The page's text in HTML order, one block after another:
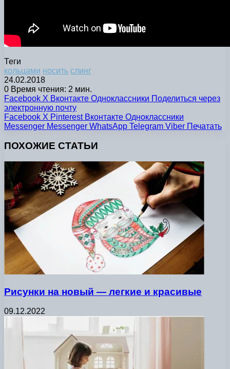
Теги
кольцами носить слинг
24.02.2018
0 Время чтения: 2 мин.
Facebook X Вконтакте Одноклассники Поделиться через
электронную почту
Facebook X Pinterest Вконтакте Одноклассники
Messenger Messenger WhatsApp Telegram Viber Печатать
ПОХОЖИЕ СТАТЬИ
Рисунки на новый — легкие и красивые
09.12.2022